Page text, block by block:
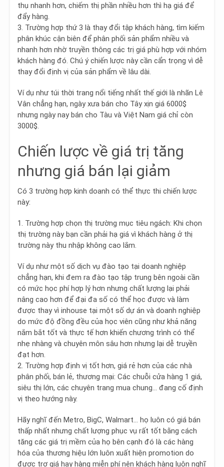
thụ nhanh hơn, chiếm thị phần nhiều hơn thì hạ giá để
đẩy hàng.
3. Trường hợp thứ 3 là thay đổi tập khách hàng, tìm kiếm
phân khúc cận biên để phân phối sản phẩm nhiều và
nhanh hơn nhờ truyền thông các trị giá phù hợp với nhóm
khách hàng đó. Chú ý chiến lược này cần cẩn trọng vì dễ
thay đổi định vị của sản phẩm về lâu dài.
Ví dụ như túi thời trang nổi tiếng nhất thế giới là nhãn Lê
Vân chẳng hạn, ngày xưa bán cho Tây xịn giá 6000$
nhưng ngày nay bán cho Tàu và Việt Nam giá chỉ còn
3000$.
Chiến lược về giá trị tăng
nhưng giá bán lại giảm
Có 3 trường hợp kinh doanh có thể thực thi chiến lược
này:
1. Trường hợp chọn thị trường mục tiêu ngách: Khi chọn
thị trường này bạn cần phải hạ giá vì khách hàng ở thị
trường này thu nhập không cao lắm.
Ví dụ như một số dịch vụ đào tạo tại doanh nghiệp
chẳng hạn, khi đem ra đào tạo tập trung bên ngoài cần
có mức học phí hợp lý hơn nhưng chất lượng lại phải
nâng cao hơn để đại đa số có thể học được và làm
được thay vì inhouse tại một số dự án và doanh nghiệp
do mức độ đồng đều của học viên cũng như khả năng
nắm bắt tốt và thực tế hơn khiến chương trình có thể
nhẹ nhàng và chuyên môn sâu hơn nhưng lại dễ truyền
đạt hơn.
2. Trường hợp định vị tốt hơn, giá rẻ hơn của các nhà
phân phối, bán lẻ, thương mại: Các chuỗi cửa hàng 1 giá,
siêu thị lớn, các chuyên trang mua chung… đang cố định
vị theo hướng này.
Hãy nghĩ đến Metro, BigC, Walmart… họ luôn có giá bán
thấp nhất nhưng chất lượng phục vụ rất tốt bằng cách
tăng các giá trị mềm của họ bên cạnh đó là các hàng
hóa của thương hiệu lớn luôn xuất hiện promotion do
được trợ giá hay hàng miễn phí nên khách hàng luôn nghĩ